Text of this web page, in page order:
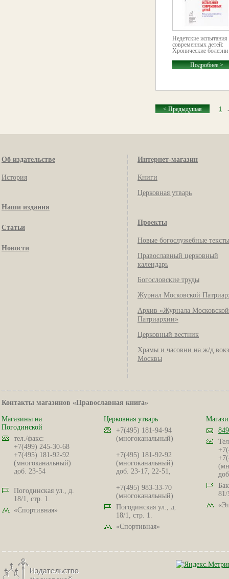
Недетские испытания
современных детей:
Хронические
Подробнее >
< Предыдущая 1
Об издательстве
История
Наши издания
Статьи
Новости
Интернет-магазин
Книги
Церковная утварь
Проекты
Новые богослужебные тексты
Православный церковный
календарь
Богословские труды
Журнал Московской
Архив «Журнала Московской
Патриархии»
Церковный вестник
Храмы и часовни на ж/д
Москвы
Контакты магазинов «Православная книга»
Магазины на
Погодинской
тел./факс:
+7(499) 245-30-68
+7(495) 181-92-92
(многоканальный)
доб. 23-54
Погодинская ул., д.
18/1, стр. 1.
«Спортивная»
Церковная утварь
+7(495) 181-94-94
(многоканальный)
+7(495) 181-92-92
(многоканальный)
доб. 23-17, 22-51,
+7(495) 983-33-70
(многоканальный)
Погодинская ул., д.
18/1, стр. 1.
«Спортивная»
81/